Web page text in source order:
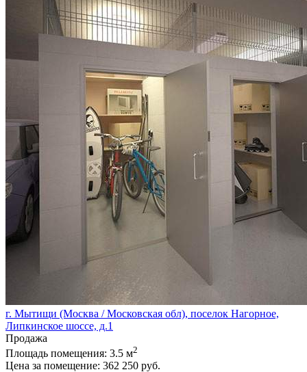
г. Мытищи (Москва / Московская обл), поселок Нагорное,
Липкинское шоссе, д.1
Продажа
Площадь помещения: 3.5 м2
Цена за помещение: 362 250 руб.